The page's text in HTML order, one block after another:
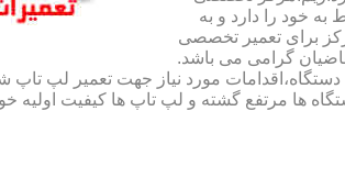
خود را دارد و به
برای تعمیر تخصصی
گرامی می باشد.
مورد نیاز جهت تعمیر لپ
ها مرتفع گشته و لپ تاپ ها کیفیت اولیه